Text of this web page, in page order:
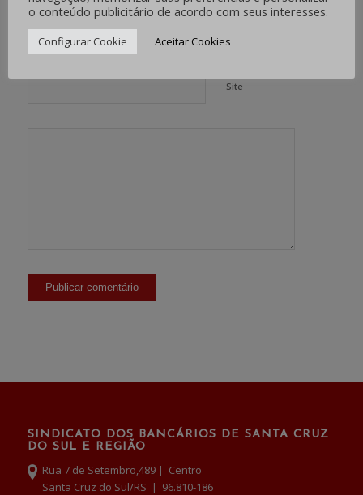
Site
SINDICATO DOS BANCÁRIOS DE SANTA CRUZ
DO SUL E REGIÃO
Rua 7 de Setembro,489 | Centro
Santa Cruz do Sul/RS | 96.810-186
o conteúdo publicitário de acordo com seus interesses.
Configurar Cookie Aceitar Cookies